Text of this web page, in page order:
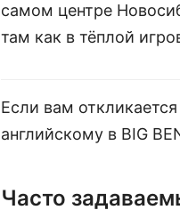
самом центре
там как в тёплой
Если вам
английскому в BIG
Часто